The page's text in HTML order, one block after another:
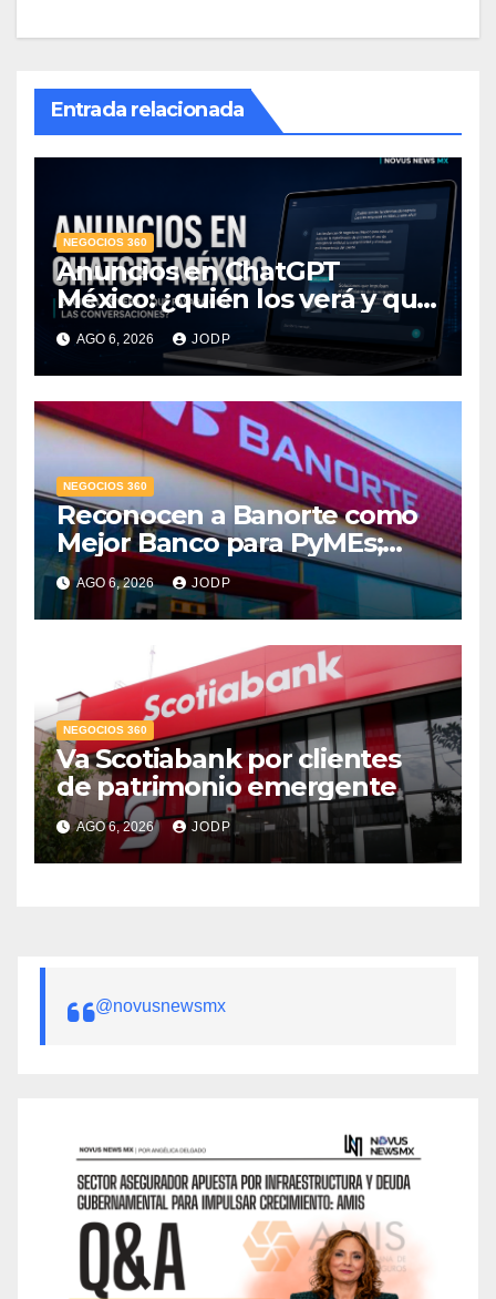
Entrada relacionada
NEGOCIOS 360
Anuncios en ChatGPT
México: ¿quién los verá y qué
pasará con las
conversaciones?
AGO 6, 2026 JODP
NEGOCIOS 360
Reconocen a Banorte como
Mejor Banco para PyMEs;
supera 14% del mercado
crediticio
AGO 6, 2026 JODP
NEGOCIOS 360
Va Scotiabank por clientes
de patrimonio emergente
AGO 6, 2026 JODP
@novusnewsmx